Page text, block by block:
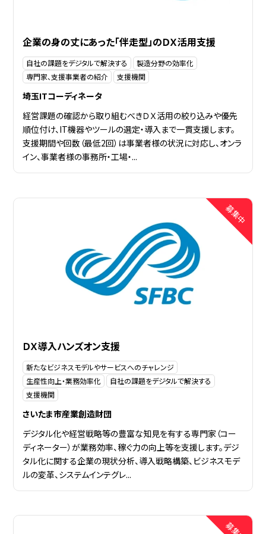
企業の身の丈にあった「伴走型」のＤＸ活用支援
自社の課題をデジタルで解決する
製造分野の効率化
専門家、支援事業者の紹介
支援機関
埼玉ITコーディネータ
経営課題の確認から取り組むべきＤＸ活用の絞り込みや優先
順位付け、IT機器やツールの選定・導入まで一貫支援します。
支援期間や回数（最低2回）は事業者様の状況に対応し、オンラ
イン、事業者様の事務所・工場・...
ＤＸ導入ハンズオン支援
新たなビジネスモデルやサービスへのチャレンジ
生産性向上・業務効率化
自社の課題をデジタルで解決する
支援機関
さいたま市産業創造財団
デジタル化や経営戦略等の豊富な知見を有する専門家（コー
ディネーター）が業務効率、稼ぐ力の向上等を支援します。デジ
タル化に関する企業の現状分析、導入戦略構築、ビジネスモデ
ルの変革、システムインテグレ...